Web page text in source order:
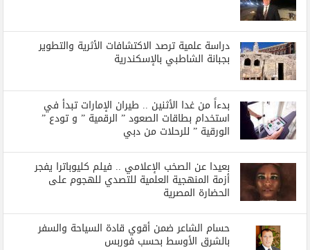
دراسة علمية ترصد الاكتشافات الأثرية والتطوير
بجبانة الشاطبي بالإسكندرية
بدءاً من غدا الأثنين .. طيران الإمارات تبدأ في
استخدام بطاقات الصعود ” الرقمية ” و تودع ”
الورقية ” للرحلات من دبي
بعيدا عن الصخب الإعلامي .. فيلم كليوباترا يفجر
أزمة المنهجية العلمية للتصدي للهجوم على
الحضارة المصرية
حسام الشاعر ضمن أقوي قادة السياحة والسفر
بالشرق الأوسط بحسب فوربس